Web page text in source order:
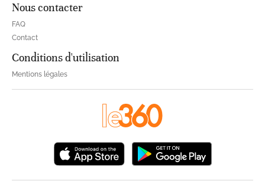
Nous contacter
FAQ
Contact
Conditions d'utilisation
Mentions légales